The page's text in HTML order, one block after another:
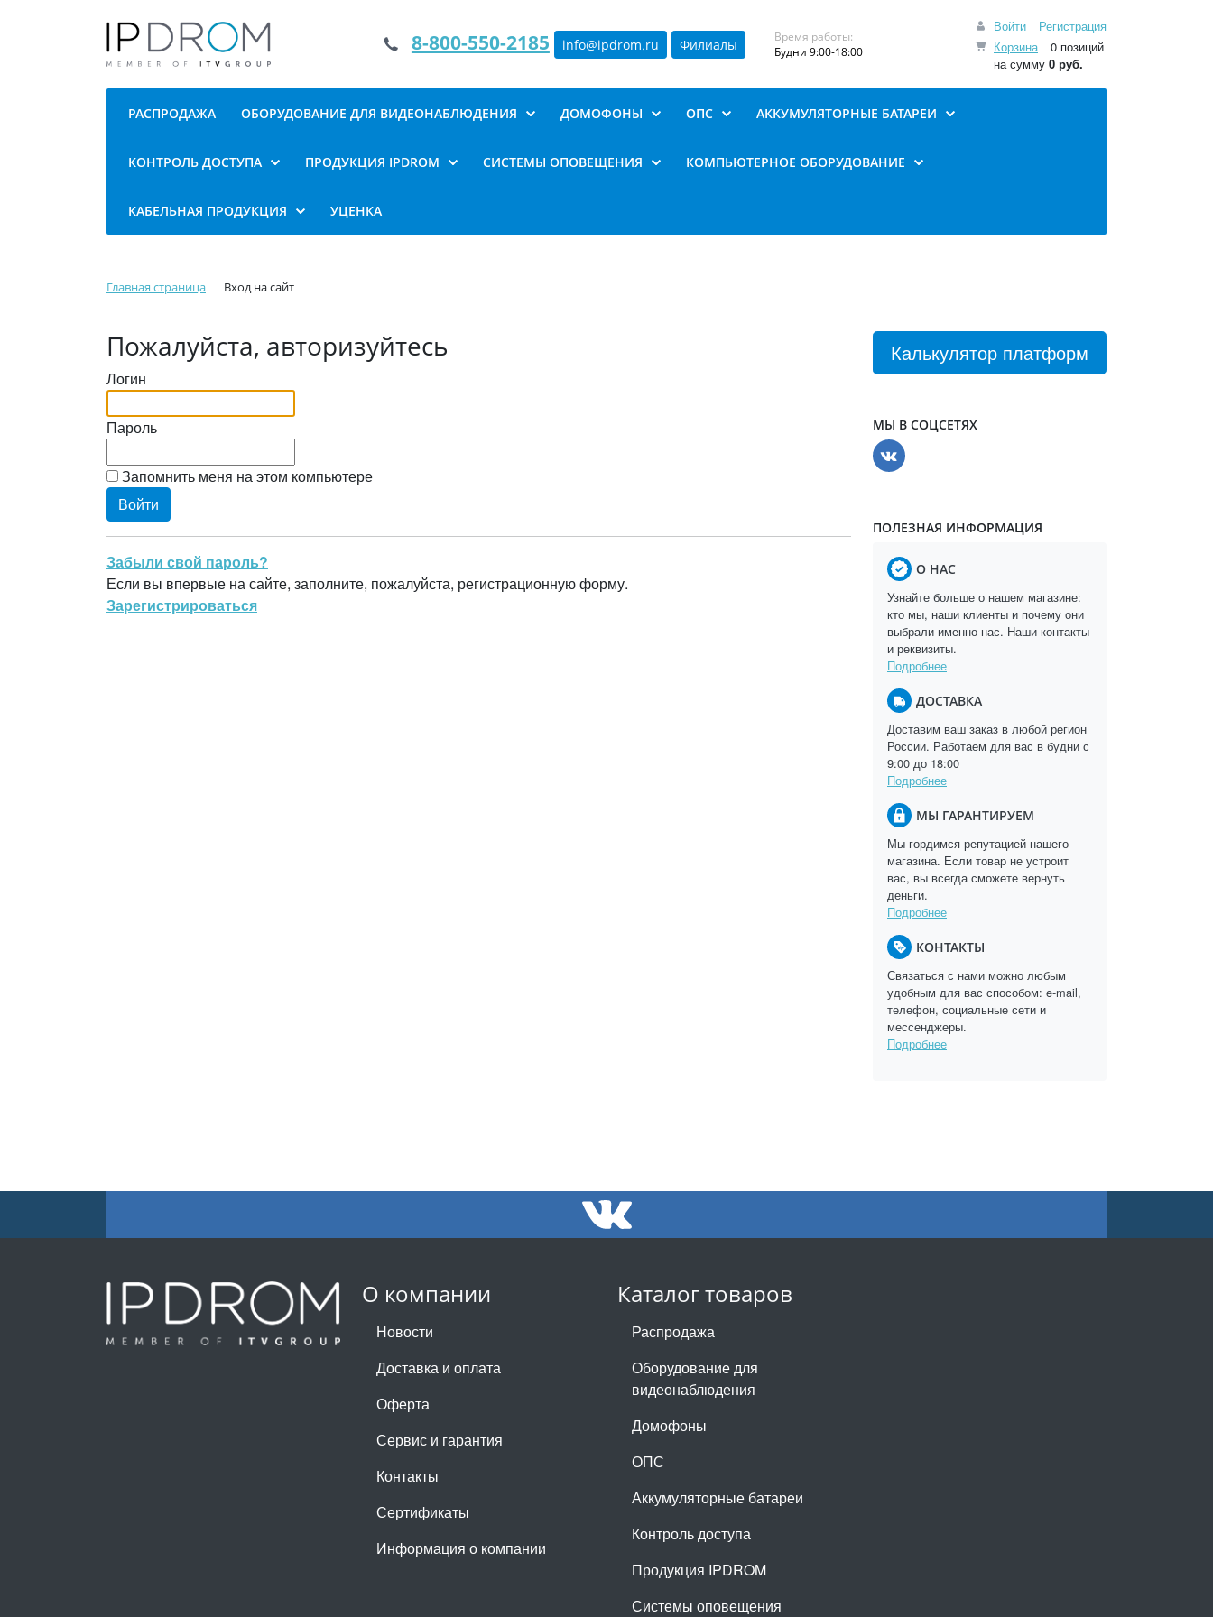
Войти
Регистрация
Корзина
0 позиций
на сумму 0 руб.
8-800-550-2185 info@ipdrom.ru Филиалы
Время работы:
Будни 9:00-18:00
РАСПРОДАЖА ОБОРУДОВАНИЕ ДЛЯ ВИДЕОНАБЛЮДЕНИЯ ДОМОФОНЫ ОПС АККУМУЛЯТОРНЫЕ БАТАРЕИ
КОНТРОЛЬ ДОСТУПА ПРОДУКЦИЯ IPDROM СИСТЕМЫ ОПОВЕЩЕНИЯ КОМПЬЮТЕРНОЕ ОБОРУДОВАНИЕ
КАБЕЛЬНАЯ ПРОДУКЦИЯ УЦЕНКА
Главная страница Вход на сайт
Пожалуйста, авторизуйтесь
Логин
Пароль
Запомнить меня на этом компьютере
Забыли свой пароль?
Если вы впервые на сайте, заполните, пожалуйста, регистрационную форму.
Зарегистрироваться
Калькулятор платформ
МЫ В СОЦСЕТЯХ
ПОЛЕЗНАЯ ИНФОРМАЦИЯ
О НАС
Узнайте больше о нашем магазине:
кто мы, наши клиенты и почему они
выбрали именно нас. Наши контакты
и реквизиты.
Подробнее
ДОСТАВКА
Доставим ваш заказ в любой регион
России. Работаем для вас в будни с
9:00 до 18:00
Подробнее
МЫ ГАРАНТИРУЕМ
Мы гордимся репутацией нашего
магазина. Если товар не устроит
вас, вы всегда сможете вернуть
деньги.
Подробнее
КОНТАКТЫ
Связаться с нами можно любым
удобным для вас способом: e-mail,
телефон, социальные сети и
мессенджеры.
Подробнее
О компании
Новости
Доставка и оплата
Оферта
Сервис и гарантия
Контакты
Сертификаты
Информация о компании
Каталог товаров
Распродажа
Оборудование для
видеонаблюдения
Домофоны
ОПС
Аккумуляторные батареи
Контроль доступа
Продукция IPDROM
Системы оповещения